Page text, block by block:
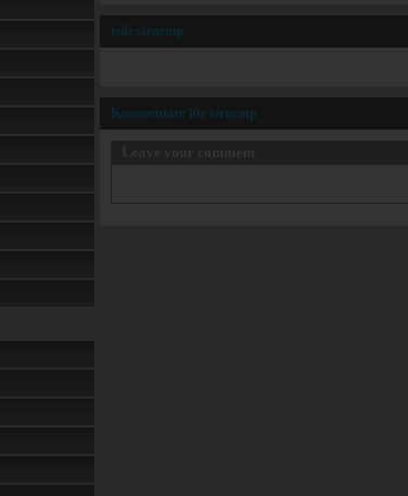
teile strncmp
Kommentare für strncmp